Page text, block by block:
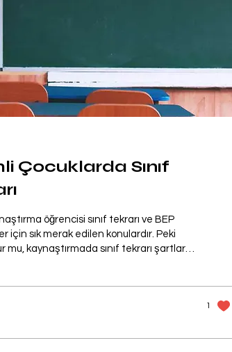
Çocuklarda Sınıf
öğrencisi sınıf tekrarı ve BEP
için sık merak edilen konulardır. Peki
mu, kaynaştırmada sınıf tekrarı şartları
1